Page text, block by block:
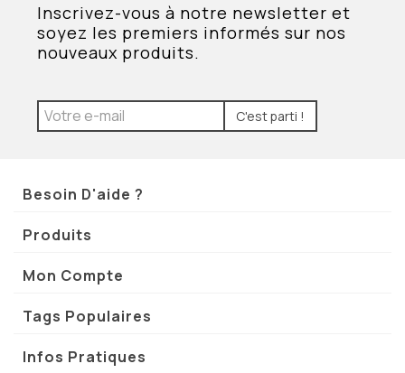
Inscrivez-vous à notre newsletter et
soyez les premiers informés sur nos
nouveaux produits.
C'est parti !
Besoin D'aide ?
Produits
Mon Compte
Tags Populaires
Infos Pratiques